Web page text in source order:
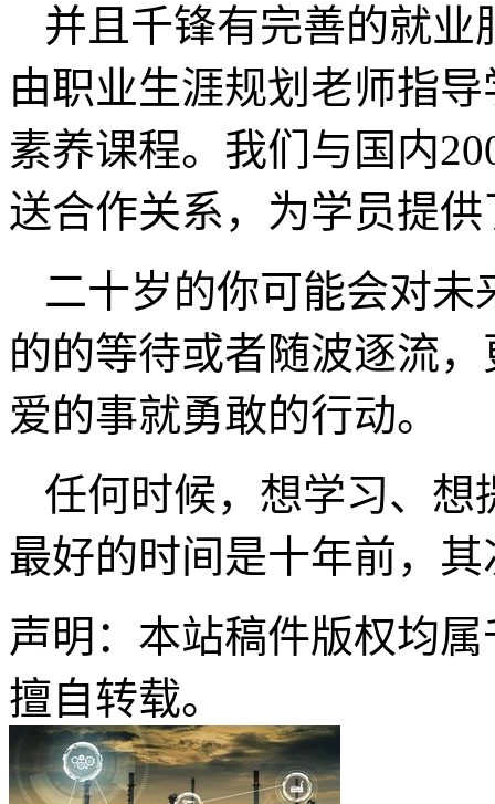
并且千锋有完善的就
由职业生涯规划老师指
素养课程。我们与国内
送合作关系，为学员提
二十岁的你可能会对
的的等待或者随波逐流
爱的事就勇敢的行动。
任何时候，想学习、
最好的时间是十年前，
声明：本站稿件版权均
擅自转载。